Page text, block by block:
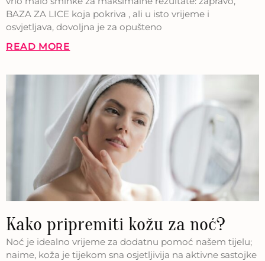
BAZA ZA LICE koja pokriva , ali u isto vrijeme i
osvjetljava, dovoljna je za opušteno
READ MORE
Kako pripremiti kožu za noć?
Noć je idealno vrijeme za dodatnu pomoć našem tijelu;
naime, koža je tijekom sna osjetljivija na aktivne sastojke